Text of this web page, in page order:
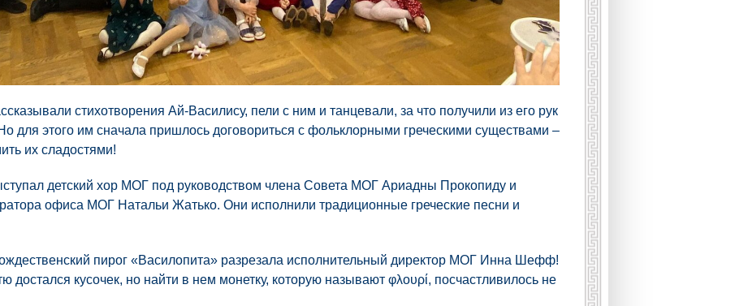
стихотворения Ай-Василису, пели с ним и танцевали, за что получили из его рук
для этого им сначала пришлось договориться с фольклорными греческими существами –
их сладостями!
детский хор МОГ под руководством члена Совета МОГ Ариадны Прокопиду и
офиса МОГ Натальи Жатько. Они исполнили традиционные греческие песни и
пирог «Василопита» разрезала исполнительный директор МОГ Инна Шефф!
достался кусочек, но найти в нем монетку, которую называют φλουρί, посчастливилось не